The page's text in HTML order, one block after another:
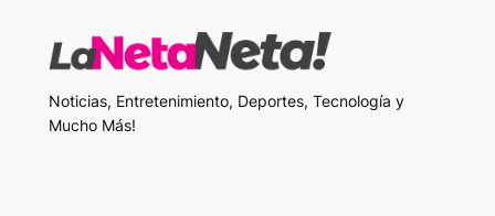
Noticias, Entretenimiento, Deportes, Tecnología y
Mucho Más!